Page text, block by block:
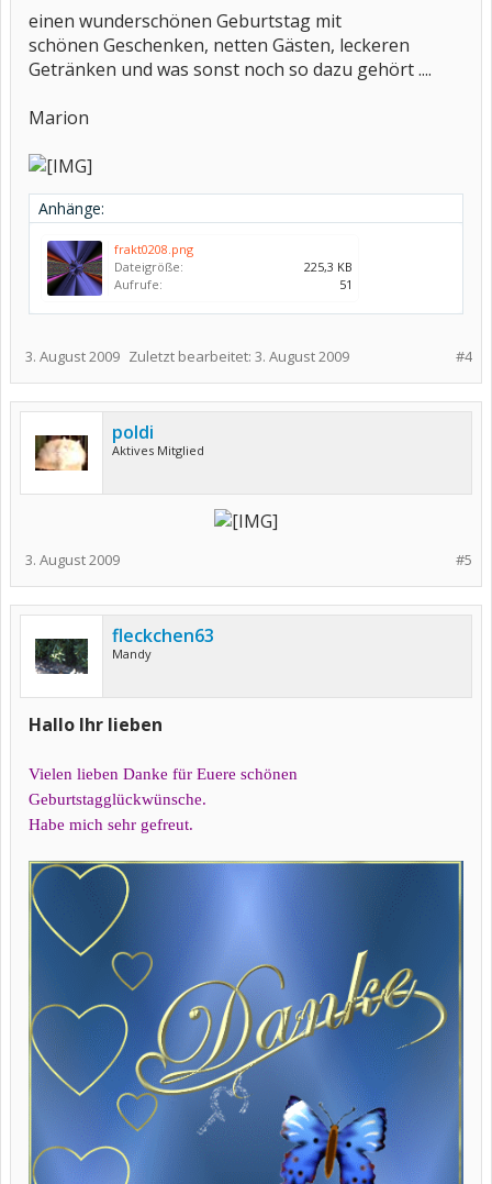
einen wunderschönen Geburtstag mit
schönen Geschenken, netten Gästen, leckeren
Getränken und was sonst noch so dazu gehört ....
Marion
Anhänge:
frakt0208.png
Dateigröße:
225,3 KB
Aufrufe:
51
#4
3. August 2009 Zuletzt bearbeitet: 3. August 2009
poldi
Aktives Mitglied
#5
3. August 2009
fleckchen63
Mandy
Hallo Ihr lieben
Vielen lieben Danke für Euere schönen
Geburtstagglückwünsche.
Habe mich sehr gefreut.